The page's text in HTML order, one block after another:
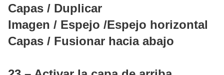
Capas / Duplicar
Imagen / Espejo /Espejo horizontal
Capas / Fusionar hacia abajo